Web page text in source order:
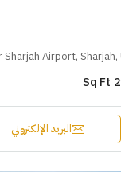
Sharjah Airport,
Sq Ft
البريد الإلكتروني